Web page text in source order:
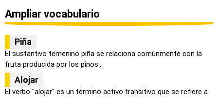
Ampliar vocabulario
Piña
El sustantivo femenino piña se relaciona comúnmente con la
fruta producida por los pinos...
Alojar
El verbo "alojar" es un término activo transitivo que se refiere a